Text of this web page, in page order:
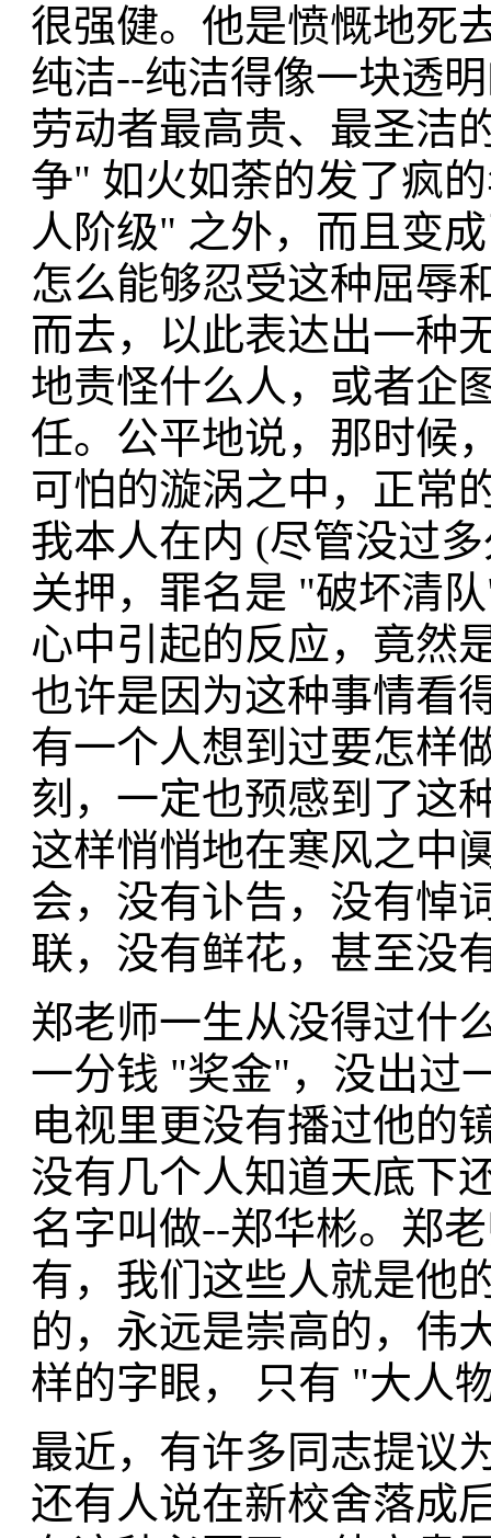
很强健。他是愤慨地死
纯洁--纯洁得像一块透
劳动者最高贵、最圣洁
争" 如火如荼的发了疯
人阶级" 之外，而且变
怎么能够忍受这种屈辱
而去，以此表达出一种
地责怪什么人，或者企
任。公平地说，那时候
可怕的漩涡之中，正常
我本人在内 (尽管没过
关押，罪名是 "破坏清
心中引起的反应，竟然
也许是因为这种事情看
有一个人想到过要怎样
刻，一定也预感到了这
这样悄悄地在寒风之中
会，没有讣告，没有悼
联，没有鲜花，甚至没
郑老师一生从没得过什
一分钱 "奖金"，没出过
电视里更没有播过他的
没有几个人知道天底下
名字叫做--郑华彬。郑
有，我们这些人就是他
的，永远是崇高的，伟
样的字眼， 只有 "大人
最近，有许多同志提议
还有人说在新校舍落成